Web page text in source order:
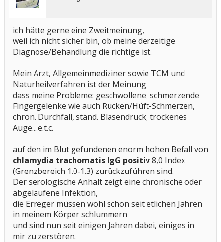
ich hätte gerne eine Zweitmeinung,
weil ich nicht sicher bin, ob meine derzeitige
Diagnose/Behandlung die richtige ist.
Mein Arzt, Allgemeinmediziner sowie TCM und
Naturheilverfahren ist der Meinung,
dass meine Probleme: geschwollene, schmerzende
Fingergelenke wie auch Rücken/Hüft-Schmerzen,
chron. Durchfall, ständ. Blasendruck, trockenes
Auge....e.t.c.
auf den im Blut gefundenen enorm hohen Befall von
chlamydia trachomatis IgG positiv8,0 Index
(Grenzbereich 1.0-1.3) zurückzuführen sind.
Der serologische Anhalt zeigt eine chronische oder
abgelaufene Infektion,
die Erreger müssen wohl schon seit etlichen Jahren
in meinem Körper schlummern
und sind nun seit einigen Jahren dabei, einiges in
mir zu zerstören.